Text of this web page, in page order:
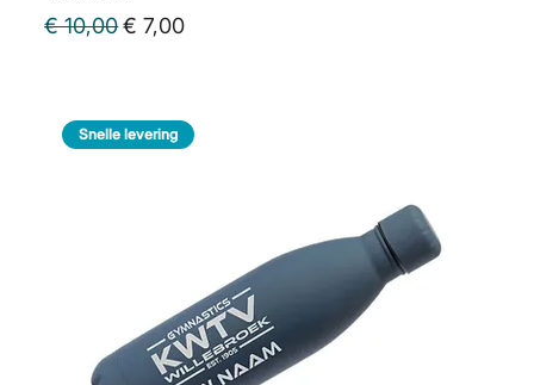
Normale prijs
€ 10,00Verkoopprijs
€ 7,00
Snelle levering